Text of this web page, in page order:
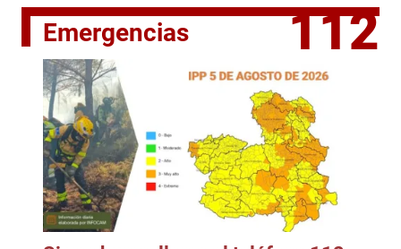
Emergencias 112